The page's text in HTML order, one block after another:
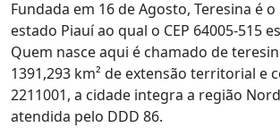
Fundada em 16 de Agosto, Teresina é
estado Piauí ao qual o CEP 64005-515
Quem nasce aqui é chamado de
1391,293 km² de extensão territorial e
2211001, a cidade integra a região
atendida pelo DDD 86.